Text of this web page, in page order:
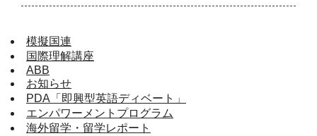
模擬国連
国際理解講座
ABB
お知らせ
PDA「即興型英語ディベート」
エンパワーメントプログラム
海外留学・留学レポート